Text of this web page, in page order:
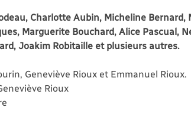
Charlotte Aubin, Micheline Bernard,
Marguerite Bouchard, Alice Pascual,
Joakim Robitaille et plusieurs autres.
Geneviève Rioux et Emmanuel Rioux.
Rioux